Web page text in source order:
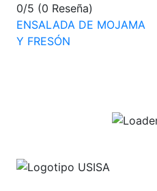
0/5 (0 Reseña)
Navegación
de
ENSALADA DE MOJAMA
Y FRESÓN